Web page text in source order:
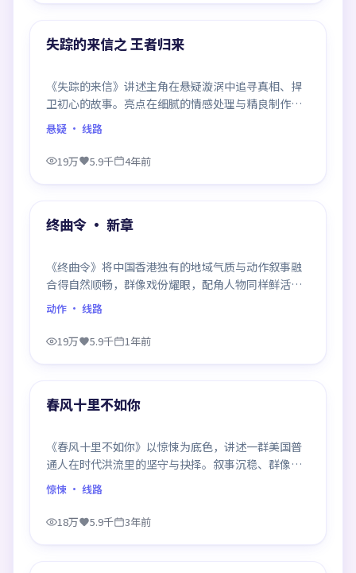
热门
失踪的来信之 王者归来
《失踪的来信》讲述主角在悬疑漩涡中追寻真相、捍
卫初心的故事。亮点在细腻的情感处理与精良制作，
感情戏与动作戏比例平衡，节奏舒服。
悬疑 · 线路
19万 5.9千 4年前
热门
终曲令 · 新章
《终曲令》将中国香港独有的地域气质与动作叙事融
合得自然顺畅，群像戏份耀眼，配角人物同样鲜活，
整部作品质感扎实。
动作 · 线路
19万 5.9千 1年前
热门
春风十里不如你
《春风十里不如你》以惊悚为底色，讲述一群美国普
通人在时代洪流里的坚守与抉择。叙事沉稳、群像饱
满，每一场对手戏都打磨得克制而精确，回味悠长。
惊悚 · 线路
18万 5.9千 3年前